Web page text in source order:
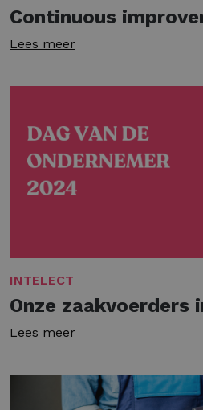
Continuous
Lees meer
INTELECT
Onze zaakvoerders
Lees meer